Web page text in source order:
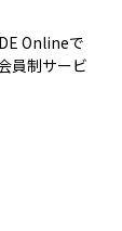
Onlineで
員制サービ